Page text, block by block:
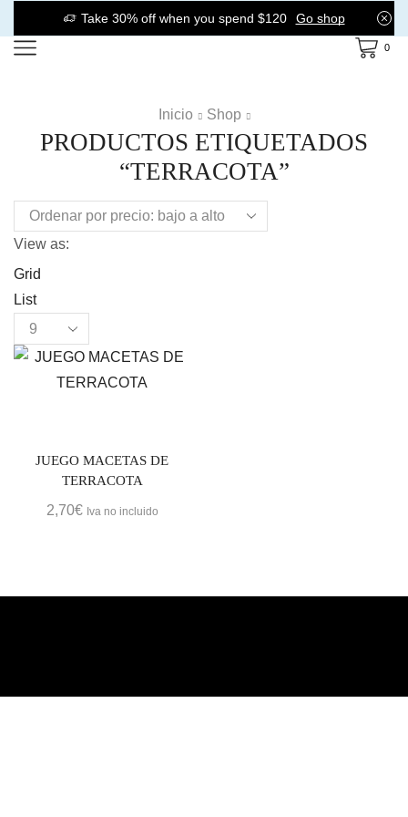
Take 30% off when you spend $120 Go shop
0
Inicio Shop
PRODUCTOS ETIQUETADOS
“TERRACOTA”
View as:
Grid
List
Products
per
JUEGO MACETAS DE
TERRACOTA
2,70€ Iva no incluido